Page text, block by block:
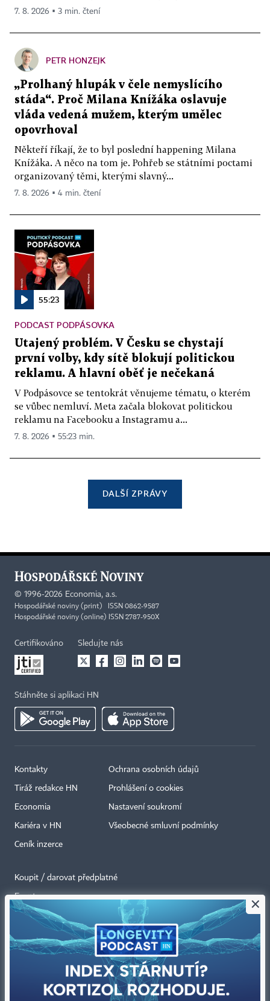
7. 8. 2026 ▪ 3 min. čtení
PETR HONZEJK
„Prolhaný hlupák v čele nemyslícího
stáda“. Proč Milana Knížáka oslavuje
vláda vedená mužem, kterým umělec
opovrhoval
Někteří říkají, že to byl poslední happening Milana
Knížáka. A něco na tom je. Pohřeb se státními poctami
organizovaný těmi, kterými slavný...
7. 8. 2026 ▪ 4 min. čtení
55:23
PODCAST PODPÁSOVKA
Utajený problém. V Česku se chystají
první volby, kdy sítě blokují politickou
reklamu. A hlavní oběť je nečekaná
V Podpásovce se tentokrát věnujeme tématu, o kterém
se vůbec nemluví. Meta začala blokovat politickou
reklamu na Facebooku a Instagramu a...
7. 8. 2026 ▪ 55:23 min.
DALŠÍ ZPRÁVY
© 1996-2026 Economia, a.s.
Hospodářské noviny (print) ISSN 0862-9587
Hospodářské noviny (online) ISSN 2787-950X
Certifikováno Sledujte nás
Stáhněte si aplikaci HN
Kontakty
Tiráž redakce HN
Economia
Kariéra v HN
Ceník inzerce
Ochrana osobních údajů
Prohlášení o cookies
Nastavení soukromí
Všeobecné smluvní podmínky
Koupit / darovat předplatné
Eventy
Newslettery
Autorská práva vykonává vydavatel. Bez písemného svolení vydavatele je
zakázáno jakékoli užití částí nebo celku díla, zejména rozmnožování a šíření
×